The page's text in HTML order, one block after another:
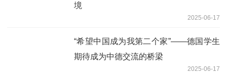
境
2025-06-17
“希望中国成为我第二个家”——德国学生
期待成为中德交流的桥梁
2025-06-17